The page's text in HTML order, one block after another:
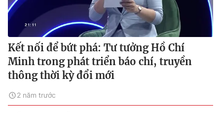
Kết nối để bứt phá: Tư tưởng Hồ Chí
Minh trong phát triển báo chí, truyền
thông thời kỳ đổi mới
2 năm trước